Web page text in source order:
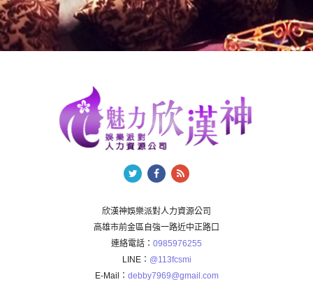
欣漢神娛樂派對人力資源公司
高雄市前金區自強一路近中正路口
連絡電話： 0985976255
LINE： @113fcsmi
E-Mail： debby7969@gmail.com